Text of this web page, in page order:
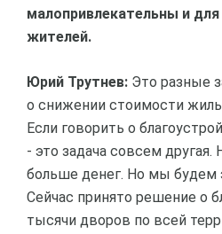
малопривлекательны и
жителей.
Юрий Трутнев: Это разные
о снижении стоимости
Если говорить о
- это задача совсем другая.
больше денег. Но мы будем
Сейчас принято решение о
тысячи дворов по всей